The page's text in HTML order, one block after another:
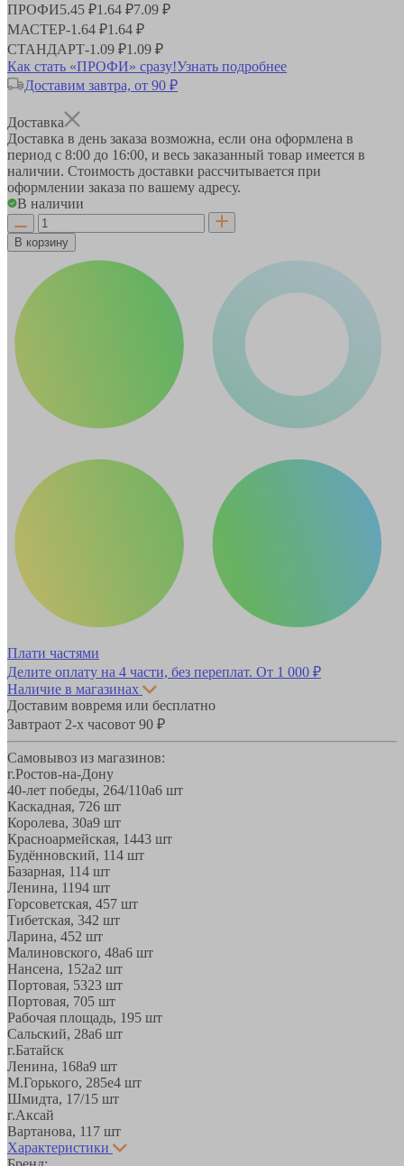
ПРОФИ5.45 ₽1.64 ₽7.09 ₽
МАСТЕР-1.64 ₽1.64 ₽
СТАНДАРТ-1.09 ₽1.09 ₽
Как стать «ПРОФИ» сразу!Узнать подробнее
Доставим завтра, от 90 ₽
Доставка
Доставка в день заказа возможна, если она оформлена в
период с 8:00 до 16:00, и весь заказанный товар имеется в
наличии. Стоимость доставки рассчитывается при
оформлении заказа по вашему адресу.
В наличии
В корзину
Плати частями
Делите оплату на 4 части, без переплат. От 1 000 ₽
Наличие в магазинах
Доставим вовремя или бесплатно
Завтраот 2-х часовот 90 ₽
Самовывоз из магазинов:
г.Ростов-на-Дону
40-лет победы, 264/110а6 шт
Каскадная, 726 шт
Королева, 30а9 шт
Красноармейская, 1443 шт
Будённовский, 114 шт
Базарная, 114 шт
Ленина, 1194 шт
Горсоветская, 457 шт
Тибетская, 342 шт
Ларина, 452 шт
Малиновского, 48а6 шт
Нансена, 152а2 шт
Портовая, 5323 шт
Портовая, 705 шт
Рабочая площадь, 195 шт
Сальский, 28a6 шт
г.Батайск
Ленина, 168а9 шт
М.Горького, 285е4 шт
Шмидта, 17/1 5 шт
г.Аксай
Вартанова, 11 7 шт
Характеристики